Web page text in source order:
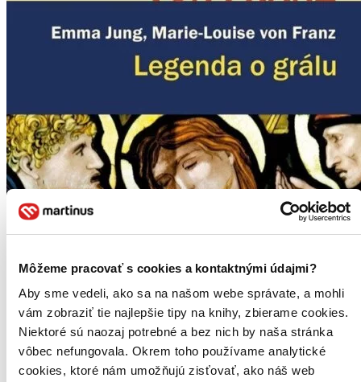
Môžeme pracovať s cookies a kontaktnými údajmi?
Aby sme vedeli, ako sa na našom webe správate, a mohli
vám zobraziť tie najlepšie tipy na knihy, zbierame cookies.
Niektoré sú naozaj potrebné a bez nich by naša stránka
vôbec nefungovala. Okrem toho používame analytické
cookies, ktoré nám umožňujú zisťovať, ako náš web